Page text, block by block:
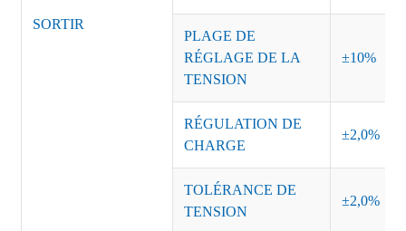
SORTIR
PLAGE DE
RÉGLAGE DE LA
TENSION
±10%
RÉGULATION DE
CHARGE
±2,0%
TOLÉRANCE DE
TENSION
±2,0%